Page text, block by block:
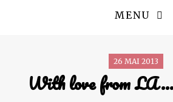
MENU
26 MAI 2013
With love from